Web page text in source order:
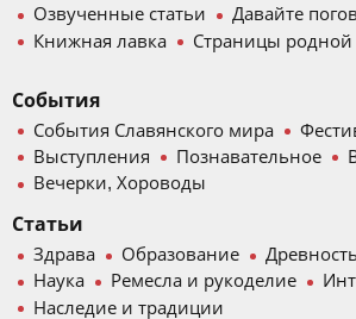
Озвученные статьи
Давайте
Книжная лавка
Страницы родной
События
События Славянского мира
Выступления
Познавательное
Вечерки, Хороводы
Статьи
Здрава Образование Древность
Наука
Ремесла и рукоделие
Наследие и традиции